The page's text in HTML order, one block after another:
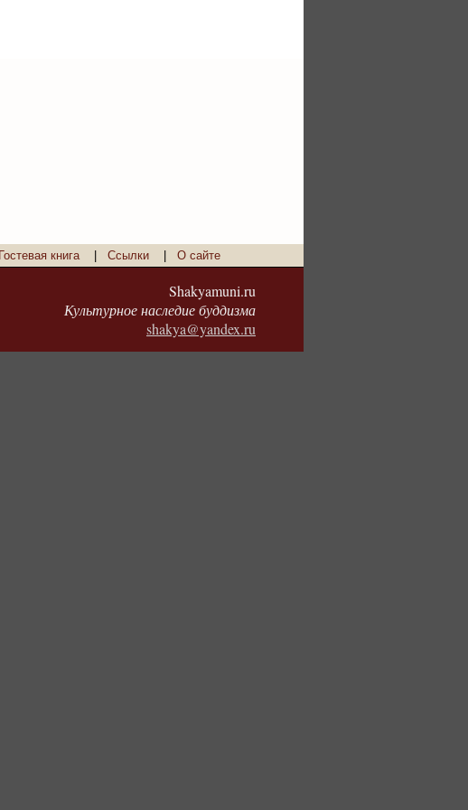
Гостевая книга| Ссылки О сайте
Shakyamuni.ru
Культурное наследие буддизма
shakya@yandex.ru